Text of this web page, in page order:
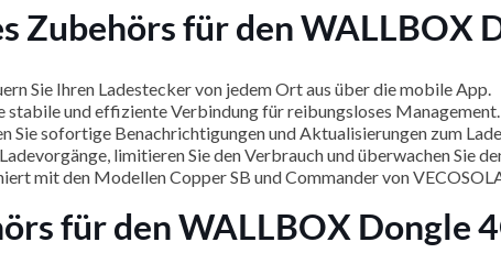
Zubehörs für den WALLBOX
Sie Ihren Ladestecker von jedem Ort aus über die mobile App.
stabile und effiziente Verbindung für reibungsloses Management.
Sie sofortige Benachrichtigungen und Aktualisierungen zum
limitieren Sie den Verbrauch und überwachen Sie
mit den Modellen Copper SB und Commander von
für den WALLBOX Dongle